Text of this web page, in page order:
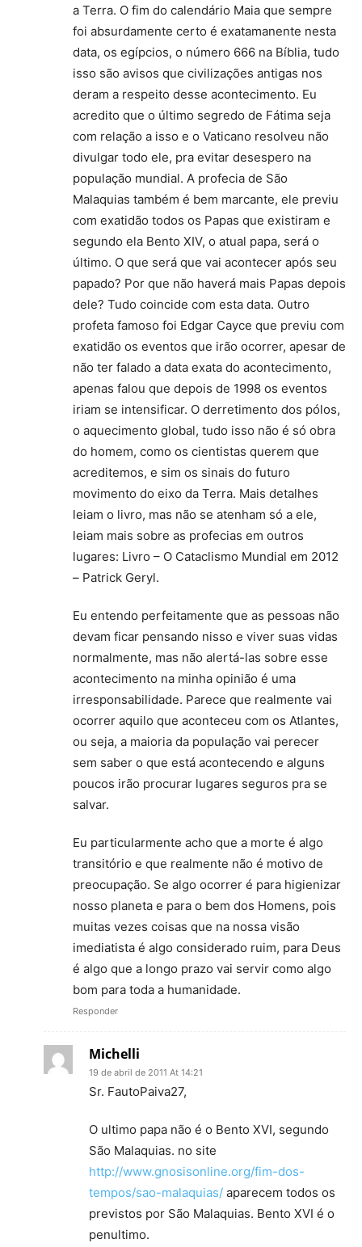
a Terra. O fim do calendário Maia que sempre
foi absurdamente certo é exatamanente nesta
data, os egípcios, o número 666 na Bíblia, tudo
isso são avisos que civilizações antigas nos
deram a respeito desse acontecimento. Eu
acredito que o último segredo de Fátima seja
com relação a isso e o Vaticano resolveu não
divulgar todo ele, pra evitar desespero na
população mundial. A profecia de São
Malaquias também é bem marcante, ele previu
com exatidão todos os Papas que existiram e
segundo ela Bento XIV, o atual papa, será o
último. O que será que vai acontecer após seu
papado? Por que não haverá mais Papas depois
dele? Tudo coincide com esta data. Outro
profeta famoso foi Edgar Cayce que previu com
exatidão os eventos que irão ocorrer, apesar de
não ter falado a data exata do acontecimento,
apenas falou que depois de 1998 os eventos
iriam se intensificar. O derretimento dos pólos,
o aquecimento global, tudo isso não é só obra
do homem, como os cientistas querem que
acreditemos, e sim os sinais do futuro
movimento do eixo da Terra. Mais detalhes
leiam o livro, mas não se atenham só a ele,
leiam mais sobre as profecias em outros
lugares: Livro – O Cataclismo Mundial em 2012
– Patrick Geryl.
Eu entendo perfeitamente que as pessoas não
devam ficar pensando nisso e viver suas vidas
normalmente, mas não alertá-las sobre esse
acontecimento na minha opinião é uma
irresponsabilidade. Parece que realmente vai
ocorrer aquilo que aconteceu com os Atlantes,
ou seja, a maioria da população vai perecer
sem saber o que está acontecendo e alguns
poucos irão procurar lugares seguros pra se
salvar.
Eu particularmente acho que a morte é algo
transitório e que realmente não é motivo de
preocupação. Se algo ocorrer é para higienizar
nosso planeta e para o bem dos Homens, pois
muitas vezes coisas que na nossa visão
imediatista é algo considerado ruim, para Deus
é algo que a longo prazo vai servir como algo
bom para toda a humanidade.
Responder
Michelli
19 de abril de 2011 At 14:21
Sr. FautoPaiva27,
O ultimo papa não é o Bento XVI, segundo
São Malaquias. no site
http://www.gnosisonline.org/fim-dos-
tempos/sao-malaquias/ aparecem todos os
previstos por São Malaquias. Bento XVI é o
penultimo.